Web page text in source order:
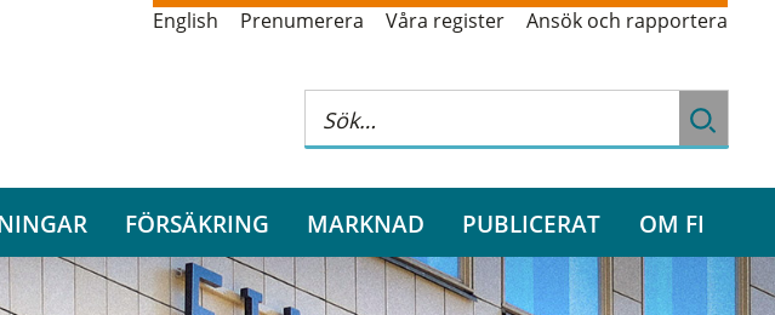
English Prenumerera Våra register Ansök och rapportera
FÖRSÄKRING MARKNAD PUBLICERAT OM FI